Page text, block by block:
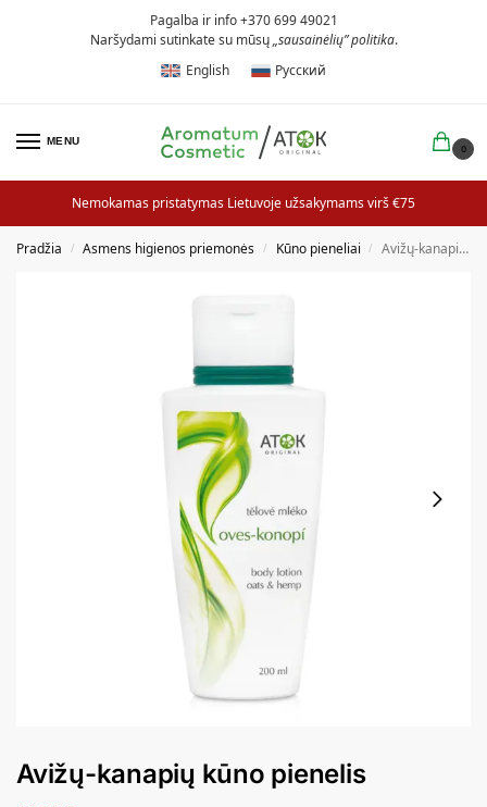
Pagalba ir info +370 699 49021
Naršydami sutinkate su mūsų„sausainėlių” politika.
English
Русский
MENU
0
Nemokamas pristatymas Lietuvoje užsakymams virš €75
Pradžia / Asmens higienos priemonės / Kūno pieneliai / Avižų-kanapių kūno pienelis
Avižų-kanapių kūno pienelis